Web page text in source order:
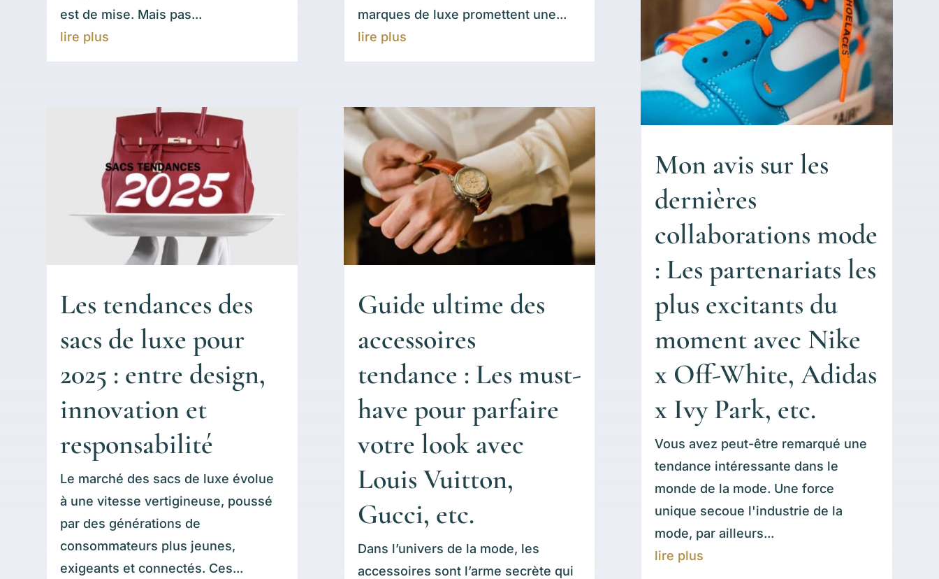
est de mise. Mais pas...
lire plus
Les tendances des
sacs de luxe pour
2025 : entre design,
innovation et
responsabilité
Le marché des sacs de luxe évolue
à une vitesse vertigineuse, poussé
par des générations de
consommateurs plus jeunes,
exigeants et connectés. Ces...
marques de luxe promettent une...
lire plus
Guide ultime des
accessoires
tendance : Les must-
have pour parfaire
votre look avec
Louis Vuitton,
Gucci, etc.
Dans l’univers de la mode, les
accessoires sont l’arme secrète qui
Mon avis sur les
dernières
collaborations mode
: Les partenariats les
plus excitants du
moment avec Nike
x Off-White, Adidas
x Ivy Park, etc.
Vous avez peut-être remarqué une
tendance intéressante dans le
monde de la mode. Une force
unique secoue l'industrie de la
mode, par ailleurs...
lire plus